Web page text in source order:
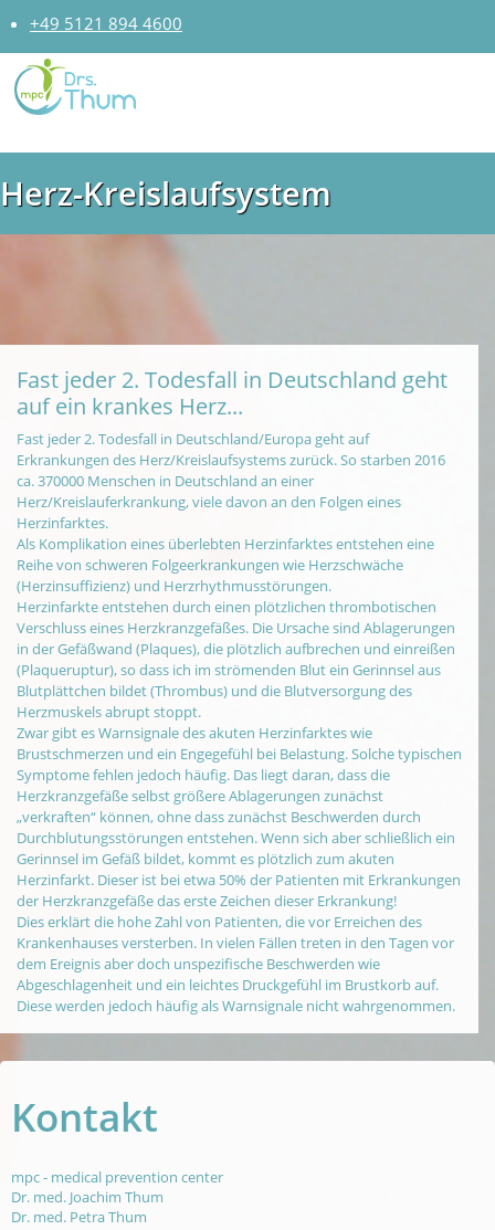
+49 5121 894 4600
Herz-Kreislaufsystem
Fast jeder 2. Todesfall in Deutschland geht
auf ein krankes Herz...
Fast jeder 2. Todesfall in Deutschland/Europa geht auf
Erkrankungen des Herz/Kreislaufsystems zurück. So starben 2016
ca. 370000 Menschen in Deutschland an einer
Herz/Kreislauferkrankung, viele davon an den Folgen eines
Herzinfarktes.
Als Komplikation eines überlebten Herzinfarktes entstehen eine
Reihe von schweren Folgeerkrankungen wie Herzschwäche
(Herzinsuffizienz) und Herzrhythmusstörungen.
Herzinfarkte entstehen durch einen plötzlichen thrombotischen
Verschluss eines Herzkranzgefäßes. Die Ursache sind Ablagerungen
in der Gefäßwand (Plaques), die plötzlich aufbrechen und einreißen
(Plaqueruptur), so dass ich im strömenden Blut ein Gerinnsel aus
Blutplättchen bildet (Thrombus) und die Blutversorgung des
Herzmuskels abrupt stoppt.
Zwar gibt es Warnsignale des akuten Herzinfarktes wie
Brustschmerzen und ein Engegefühl bei Belastung. Solche typischen
Symptome fehlen jedoch häufig. Das liegt daran, dass die
Herzkranzgefäße selbst größere Ablagerungen zunächst
„verkraften“ können, ohne dass zunächst Beschwerden durch
Durchblutungsstörungen entstehen. Wenn sich aber schließlich ein
Gerinnsel im Gefäß bildet, kommt es plötzlich zum akuten
Herzinfarkt. Dieser ist bei etwa 50% der Patienten mit Erkrankungen
der Herzkranzgefäße das erste Zeichen dieser Erkrankung!
Dies erklärt die hohe Zahl von Patienten, die vor Erreichen des
Krankenhauses versterben. In vielen Fällen treten in den Tagen vor
dem Ereignis aber doch unspezifische Beschwerden wie
Abgeschlagenheit und ein leichtes Druckgefühl im Brustkorb auf.
Diese werden jedoch häufig als Warnsignale nicht wahrgenommen.
Kontakt
mpc - medical prevention center
Dr. med. Joachim Thum
Dr. med. Petra Thum